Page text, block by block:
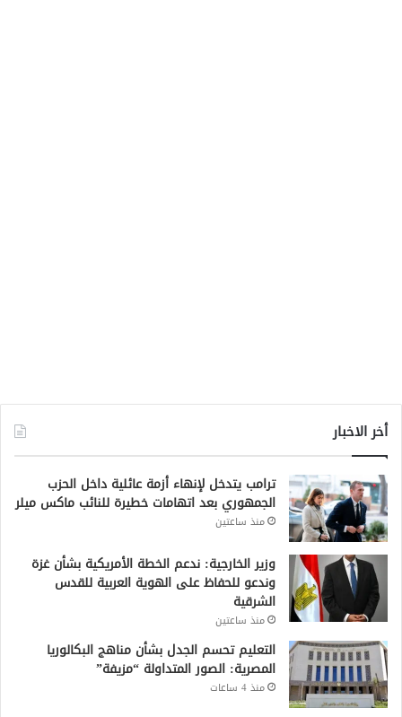
أخر الاخبار
ترامب يتدخل لإنهاء أزمة عائلية داخل الحزب
الجمهوري بعد اتهامات خطيرة للنائب ماكس ميلر
منذ ساعتين
وزير الخارجية: ندعم الخطة الأمريكية بشأن غزة
وندعو للحفاظ على الهوية العربية للقدس
الشرقية
منذ ساعتين
التعليم تحسم الجدل بشأن مناهج البكالوريا
المصرية: الصور المتداولة “مزيفة”
منذ 4 ساعات